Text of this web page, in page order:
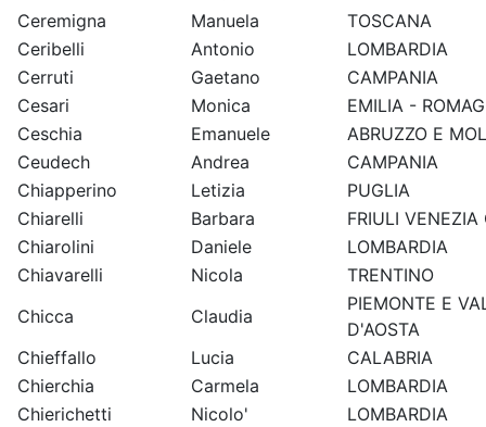
Ceremigna
Manuela
TOSCANA
Ceribelli
Antonio
LOMBARDIA
Cerruti
Gaetano
CAMPANIA
Cesari
Monica
EMILIA -
Ceschia
Emanuele
ABRUZZO E
Ceudech
Andrea
CAMPANIA
Chiapperino
Letizia
PUGLIA
Chiarelli
Barbara
FRIULI VENEZIA
Chiarolini
Daniele
LOMBARDIA
Chiavarelli
Nicola
TRENTINO
Chicca
Claudia
PIEMONTE E
D'AOSTA
Chieffallo
Lucia
CALABRIA
Chierchia
Carmela
LOMBARDIA
Chierichetti
Nicolo'
LOMBARDIA